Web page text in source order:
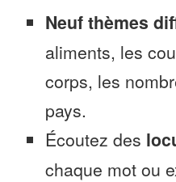
Neuf thèmes
aliments, les
corps, les
pays.
Écoutez des
chaque mot ou